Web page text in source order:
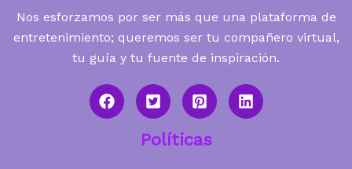
Nos esforzamos por ser más que una plataforma de
entretenimiento; queremos ser tu compañero virtual,
tu guía y tu fuente de inspiración.
Políticas